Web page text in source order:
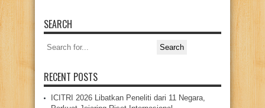
SEARCH
Search
for:
RECENT POSTS
ICITRI 2026 Libatkan Peneliti dari 11 Negara,